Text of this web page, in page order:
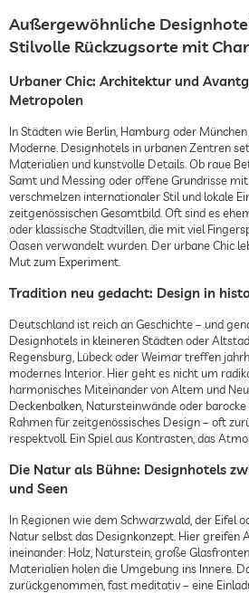
Außergewöhnliche
Stilvolle Rückzugsorte mit
Urbaner Chic: Architektur und
Metropolen
In Städten wie Berlin, Hamburg oder
Moderne. Designhotels in urbanen Zentren
Materialien und kunstvolle Details. Ob raue
Samt und Messing oder offene Grundrisse
verschmelzen internationaler Stil und lokale
zeitgenössischen Gesamtbild. Oft sind es
oder klassische Stadtvillen, die mit viel
Oasen verwandelt wurden. Der urbane Chic
Mut zum Experiment.
Tradition neu gedacht: Design in
Deutschland ist reich an Geschichte – und
Designhotels in kleineren Städten oder
Regensburg, Lübeck oder Weimar treffen
modernes Interior. Hier geht es nicht um
harmonisches Miteinander von Altem und
Deckenbalken, Natursteinwände oder barocke
Rahmen für zeitgenössisches Design – oft
respektvoll. Ein Spiel aus Kontrasten, das
Die Natur als Bühne: Designhotels
und Seen
In Regionen wie dem Schwarzwald, der Eifel
Natur selbst das Designkonzept. Hier greifen
ineinander: Holz, Naturstein, große
Materialien holen die Umgebung ins Innere.
zurückgenommen, fast meditativ – eine